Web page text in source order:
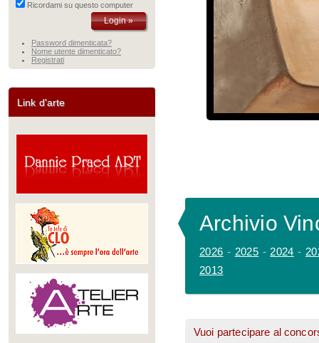
Ricordami su questo computer
Password dimenticata?
Nome utente dimenticato?
Registrati
Link d'arte
Archivio
2026 - 2025 - 2024 -
2013
Vuoi partecipare al